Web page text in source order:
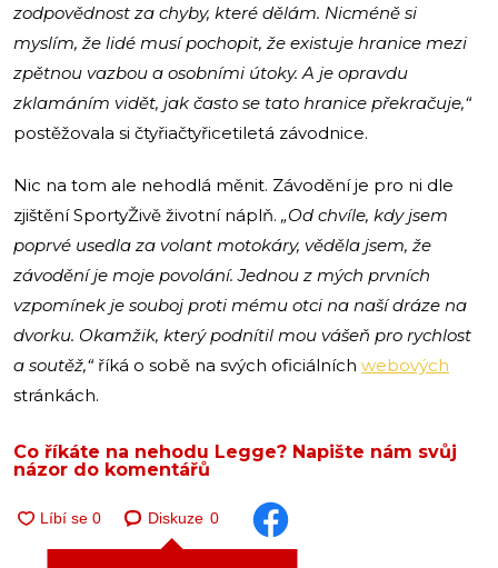
zodpovědnost za chyby, které dělám. Nicméně si
myslím, že lidé musí pochopit, že existuje hranice mezi
zpětnou vazbou a osobními útoky. A je opravdu
zklamáním vidět, jak často se tato hranice překračuje,“
postěžovala si čtyřiačtyřicetiletá závodnice.
Nic na tom ale nehodlá měnit. Závodění je pro ni dle
zjištění SportyŽivě životní náplň. „Od chvíle, kdy jsem
poprvé usedla za volant motokáry, věděla jsem, že
závodění je moje povolání. Jednou z mých prvních
vzpomínek je souboj proti mému otci na naší dráze na
dvorku. Okamžik, který podnítil mou vášeň pro rychlost
a soutěž,“ říká o sobě na svých oficiálních webových
stránkách.
Co říkáte na nehodu Legge? Napište nám svůj
názor do komentářů
Diskuze 0